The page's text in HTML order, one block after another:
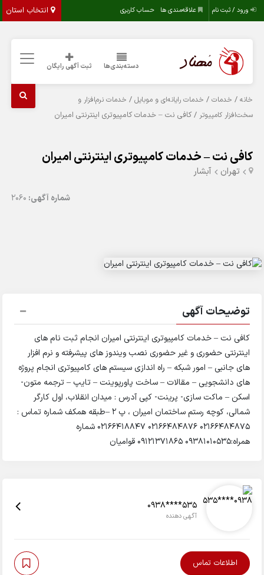
انتخاب استان ورود / ثبت نام علاقه‌مندی ها حساب کاربری
دسته‌بندی‌ها ثبت آگهی رایگان
خانه / خدمات / خدمات رایانه‌ای و موبایل / خدمات نرم‌افزار و
سخت‌افزار کامپیوتر / کافی نت – خدمات کامپیوتری اینترنتی امیران
کافی نت – خدمات کامپیوتری اینترنتی امیران
تهران آبشار
شماره آگهی: 2060
توضیحات آگهی
کافی نت – خدمات کامپیوتری اینترنتی امیران انجام ثبت نام های
اینترنتی حضوری و غیر حضوری نصب ویندوز های پیشرفته و نرم افزار
های جانبی – امور شبکه – راه اندازی سیستم های کامپیوتری انجام پروژه
های دانشجویی – مقالات – ساخت پاورپوینت – تایپ – ترجمه متون-
اسکن – ماکت سازی- پرینت- کپی آدرس : میدان انقلاب، اول کارگر
شمالی، کوچه رستم ساختمان امیران ، پ 2 –طبقه همکف شماره تماس :
02166484875 02166484876 02166418847 شماره
همراه:09381010535 09121371865 قوامیان
0938****535
آگهی دهنده
اطلاعات تماس